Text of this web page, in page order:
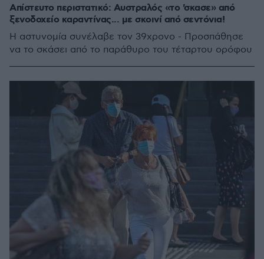
Απίστευτο περιστατικό: Αυστραλός «το 'σκασε» από
ξενοδοχείο καραντίνας... με σκοινί από σεντόνια!
Η αστυνομία συνέλαβε τον 39χρονο - Προσπάθησε
να το σκάσει από το παράθυρο του τέταρτου ορόφου